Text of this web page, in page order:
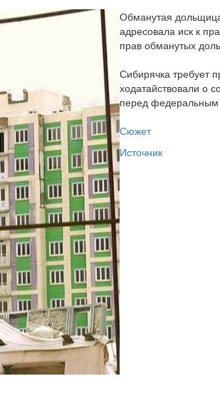
Обманутая
адресовала иск к
прав обманутых
Сибирячка требует
ходатайствовали о
перед
Сюжет
Источник